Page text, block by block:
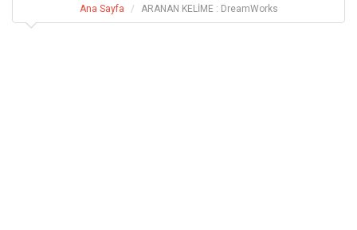
Ana Sayfa ARANAN KELİME : DreamWorks